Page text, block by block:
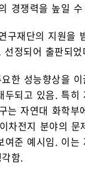
경쟁력을 높일
재단의 지원을
정되어 출판되
한 성능향상을
되고 있음. 특
자연대 화학
차전지 분야의
준 예시임. 이
함.